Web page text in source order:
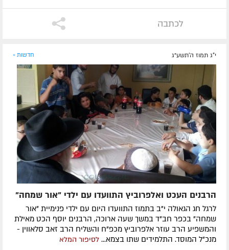
לכתבה
י"ג תמוז ה׳תשע״ג חדשות »
הרבנים העכט ואלפרוביץ התוועדו עם ילדי "אור שמחה"
לרגל חג הגאולה י"ב בתמוז התוועדו היום עם ילדי פנימיית "אור
שמחה" בכפר חב"ד במשך שעה ארוכה, הרבנים יוסף הכט מאילת
והמשפיע הרב עוזר אלפרוביץ מכפ"ח והשליח הרב זאב סלאווין -
מנכ"ל המוסד. התלמידים שתו בצמא... לסיפור המלא